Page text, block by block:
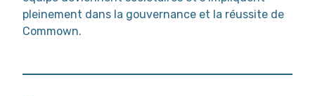
pleinement dans la gouvernance et la réussite de
Commown.